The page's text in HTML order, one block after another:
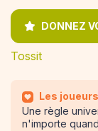
DONNEZ
Tossit
Les
Une règle
n'importe